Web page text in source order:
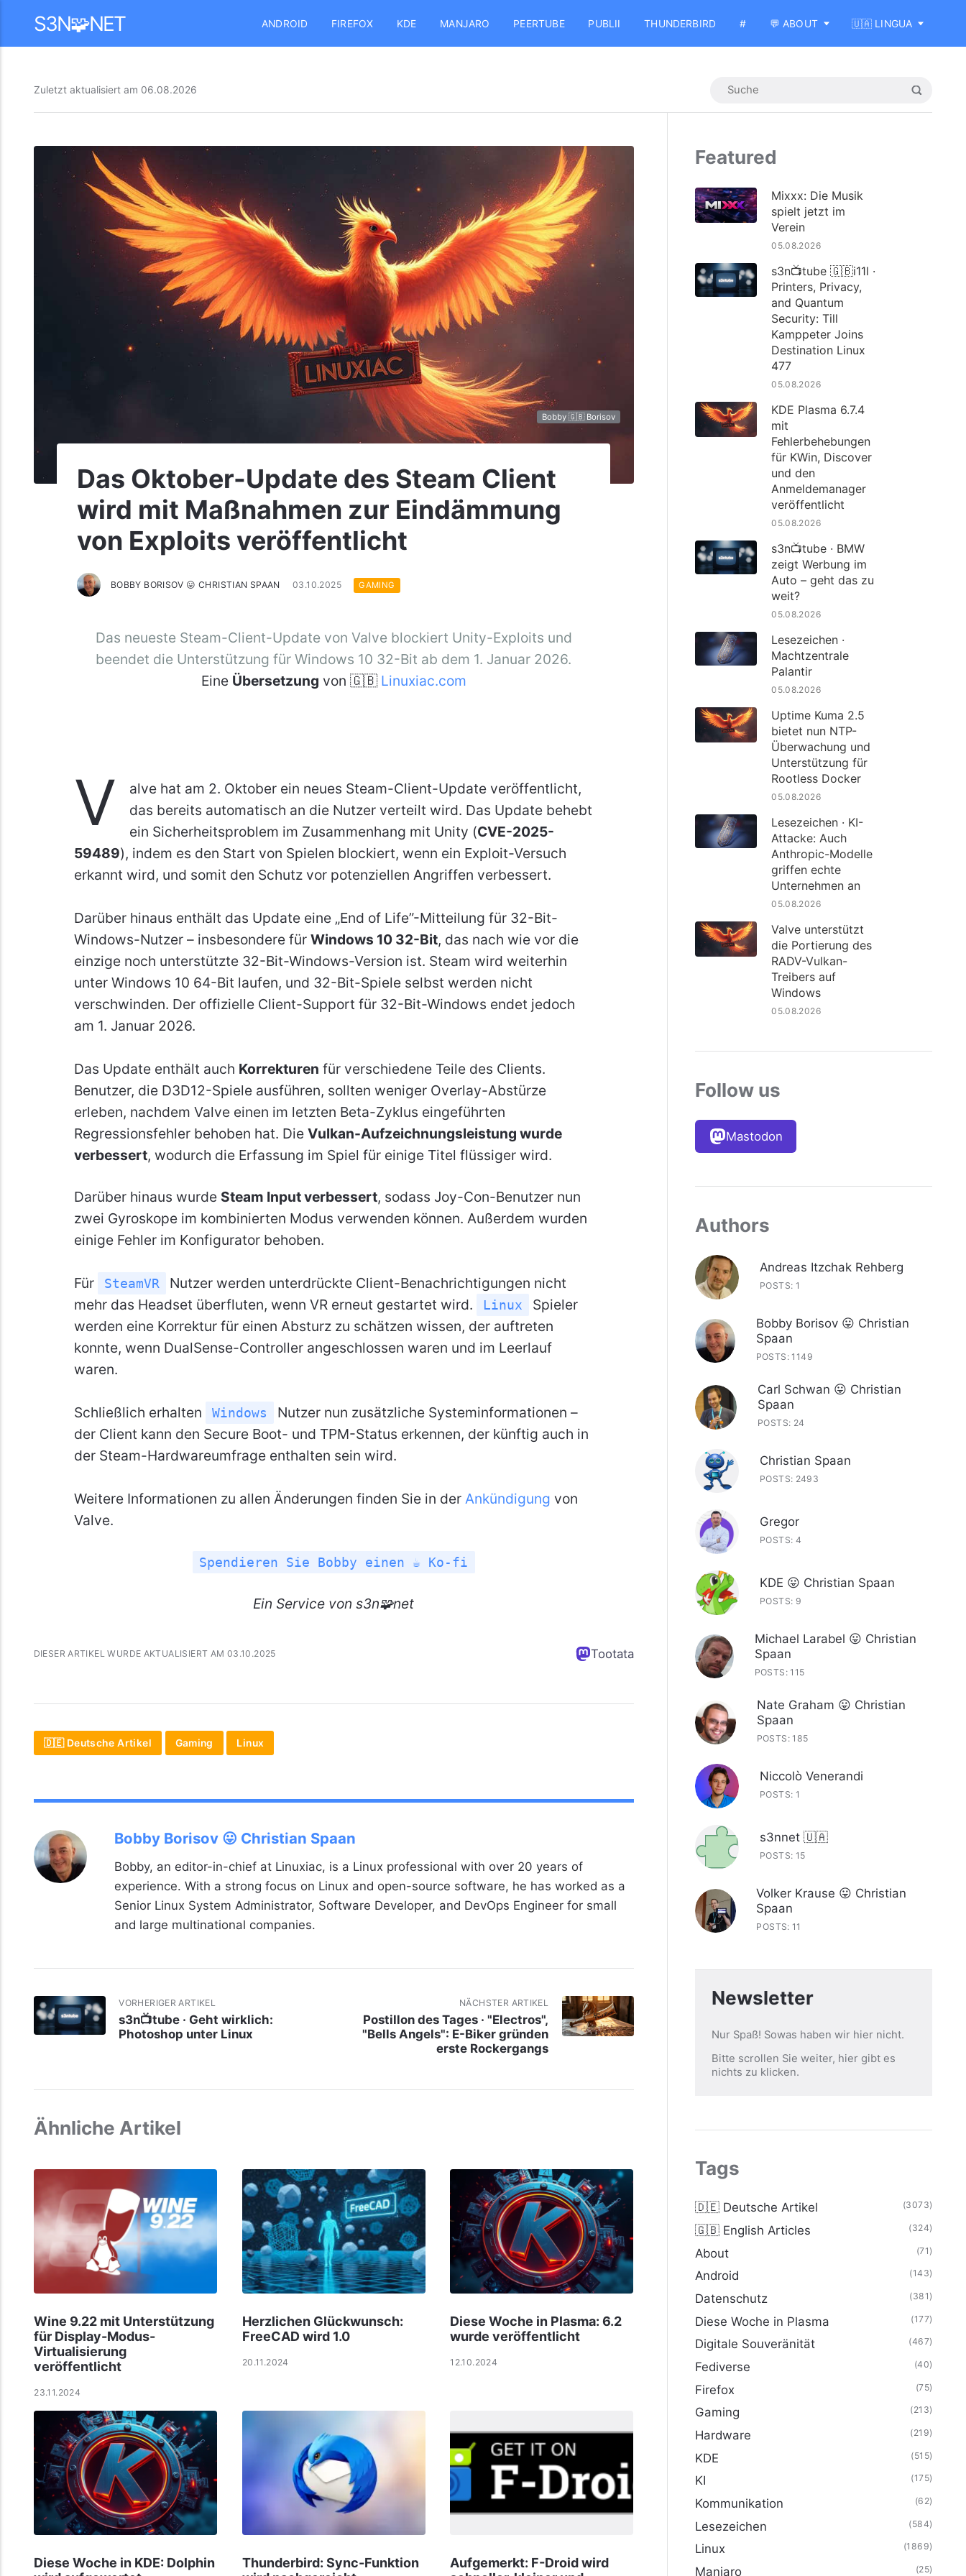
S3N🧩NET ANDROID FIREFOX KDE MANJARO PEERTUBE PUBLII THUNDERBIRD # 💬 ABOUT 🇺🇦 LINGUA
Zuletzt aktualisiert am 06.08.2026
Bobby 🇬🇧 Borisov
Das Oktober-Update des Steam Client
wird mit Maßnahmen zur Eindämmung
von Exploits veröffentlicht
BOBBY BORISOV 😛 CHRISTIAN SPAAN 03.10.2025 GAMING
Das neueste Steam-Client-Update von Valve blockiert Unity-Exploits und
beendet die Unterstützung für Windows 10 32-Bit ab dem 1. Januar 2026.
Eine Übersetzung von 🇬🇧 Linuxiac.com
V
alve hat am 2. Oktober ein neues Steam-Client-Update veröffentlicht,
das bereits automatisch an die Nutzer verteilt wird. Das Update behebt
ein Sicherheitsproblem im Zusammenhang mit Unity (CVE-2025-
59489), indem es den Start von Spielen blockiert, wenn ein Exploit-Versuch
erkannt wird, und somit den Schutz vor potenziellen Angriffen verbessert.
Darüber hinaus enthält das Update eine „End of Life”-Mitteilung für 32-Bit-
Windows-Nutzer – insbesondere für Windows 10 32-Bit, das nach wie vor die
einzige noch unterstützte 32-Bit-Windows-Version ist. Steam wird weiterhin
unter Windows 10 64-Bit laufen, und 32-Bit-Spiele selbst werden nicht
verschwinden. Der offizielle Client-Support für 32-Bit-Windows endet jedoch
am 1. Januar 2026.
Das Update enthält auch Korrekturen für verschiedene Teile des Clients.
Benutzer, die D3D12-Spiele ausführen, sollten weniger Overlay-Abstürze
erleben, nachdem Valve einen im letzten Beta-Zyklus eingeführten
Regressionsfehler behoben hat. Die Vulkan-Aufzeichnungsleistung wurde
verbessert, wodurch die Erfassung im Spiel für einige Titel flüssiger wird.
Darüber hinaus wurde Steam Input verbessert, sodass Joy-Con-Benutzer nun
zwei Gyroskope im kombinierten Modus verwenden können. Außerdem wurden
einige Fehler im Konfigurator behoben.
Für SteamVR
Nutzer werden unterdrückte Client-Benachrichtigungen nicht
mehr das Headset überfluten, wenn VR erneut gestartet wird.
Linux
Spieler
werden eine Korrektur für einen Absturz zu schätzen wissen, der auftreten
konnte, wenn DualSense-Controller angeschlossen waren und im Leerlauf
waren.
Schließlich erhalten Windows
Nutzer nun zusätzliche Systeminformationen –
der Client kann den Secure Boot- und TPM-Status erkennen, der künftig auch in
der Steam-Hardwareumfrage enthalten sein wird.
Weitere Informationen zu allen Änderungen finden Sie in der Ankündigung von
Valve.
Spendieren Sie Bobby einen ☕ Ko-fi
Ein Service von s3n🧩net
DIESER ARTIKEL WURDE AKTUALISIERT AM 03.10.2025 Tootata
🇩🇪 Deutsche Artikel Gaming Linux
Bobby Borisov 😛 Christian Spaan
Bobby, an editor-in-chief at Linuxiac, is a Linux professional with over 20 years of
experience. With a strong focus on Linux and open-source software, he has worked as a
Senior Linux System Administrator, Software Developer, and DevOps Engineer for small
and large multinational companies.
VORHERIGER ARTIKEL
s3n📺tube · Geht wirklich:
Photoshop unter Linux
NÄCHSTER ARTIKEL
Postillon des Tages · "Electros",
"Bells Angels": E-Biker gründen
erste Rockergangs
Ähnliche Artikel
Wine 9.22 mit Unterstützung
für Display-Modus-
Virtualisierung
veröffentlicht
23.11.2024
Herzlichen Glückwunsch:
FreeCAD wird 1.0
20.11.2024
Diese Woche in Plasma: 6.2
wurde veröffentlicht
12.10.2024
Diese Woche in KDE: Dolphin
Thunderbird: Sync-Funktion
Aufgemerkt: F-Droid wird
Featured
Mixxx: Die Musik
spielt jetzt im
Verein
05.08.2026
s3n📺tube 🇬🇧i11l ·
Printers, Privacy,
and Quantum
Security: Till
Kamppeter Joins
Destination Linux
477
05.08.2026
KDE Plasma 6.7.4
mit
Fehlerbehebungen
für KWin, Discover
und den
Anmeldemanager
veröffentlicht
05.08.2026
s3n📺tube · BMW
zeigt Werbung im
Auto – geht das zu
weit?
05.08.2026
Lesezeichen ·
Machtzentrale
Palantir
05.08.2026
Uptime Kuma 2.5
bietet nun NTP-
Überwachung und
Unterstützung für
Rootless Docker
05.08.2026
Lesezeichen · KI-
Attacke: Auch
Anthropic-Modelle
griffen echte
Unternehmen an
05.08.2026
Valve unterstützt
die Portierung des
RADV-Vulkan-
Treibers auf
Windows
05.08.2026
Follow us
Mastodon
Authors
Andreas Itzchak Rehberg
POSTS: 1
Bobby Borisov 😛 Christian
Spaan
POSTS: 1149
Carl Schwan 😛 Christian
Spaan
POSTS: 24
Christian Spaan
POSTS: 2493
Gregor
POSTS: 4
KDE 😛 Christian Spaan
POSTS: 9
Michael Larabel 😛 Christian
Spaan
POSTS: 115
Nate Graham 😛 Christian
Spaan
POSTS: 185
Niccolò Venerandi
POSTS: 1
s3nnet 🇺🇦
POSTS: 15
Volker Krause 😛 Christian
Spaan
POSTS: 11
Newsletter
Nur Spaß! Sowas haben wir hier nicht.
Bitte scrollen Sie weiter, hier gibt es
nichts zu klicken.
Tags
🇩🇪 Deutsche Artikel (3073)
🇬🇧 English Articles (324)
About (71)
Android (143)
Datenschutz (381)
Diese Woche in Plasma (177)
Digitale Souveränität (467)
Fediverse (40)
Firefox (75)
Gaming (213)
Hardware (219)
KDE (515)
KI (175)
Kommunikation (62)
Lesezeichen (584)
Linux (1869)
Manjaro (25)